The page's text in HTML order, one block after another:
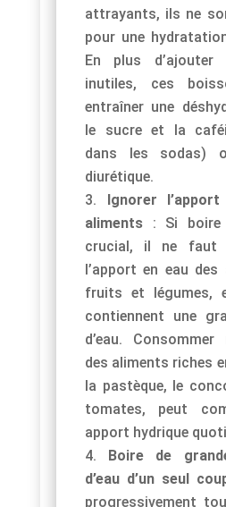
attrayants, ils ne
pour une
En plus d’ajouter
inutiles, ces
entraîner une
le sucre et la
dans les sodas)
diurétique.
Ignorer
aliments: Si boire
crucial, il ne faut
l’apport en eau des
fruits et légumes,
contiennent une
d’eau. Consommer
des aliments riches
la pastèque, le
tomates, peut
apport hydrique
Boire de
d’eau d’un seul
progressivement